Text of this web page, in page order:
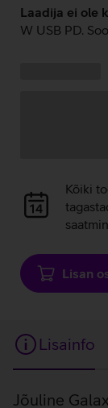
Laadija ei ole
W USB PD.
Andmete
laadimine
Kõiki
Lisan
Lisainfo
Lisainfo
Jõuline